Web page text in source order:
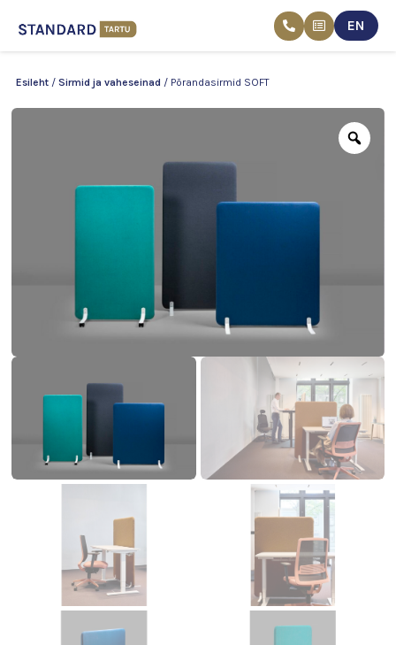
content
EN
Esileht/ Sirmid ja vaheseinad / Põrandasirmid SOFT